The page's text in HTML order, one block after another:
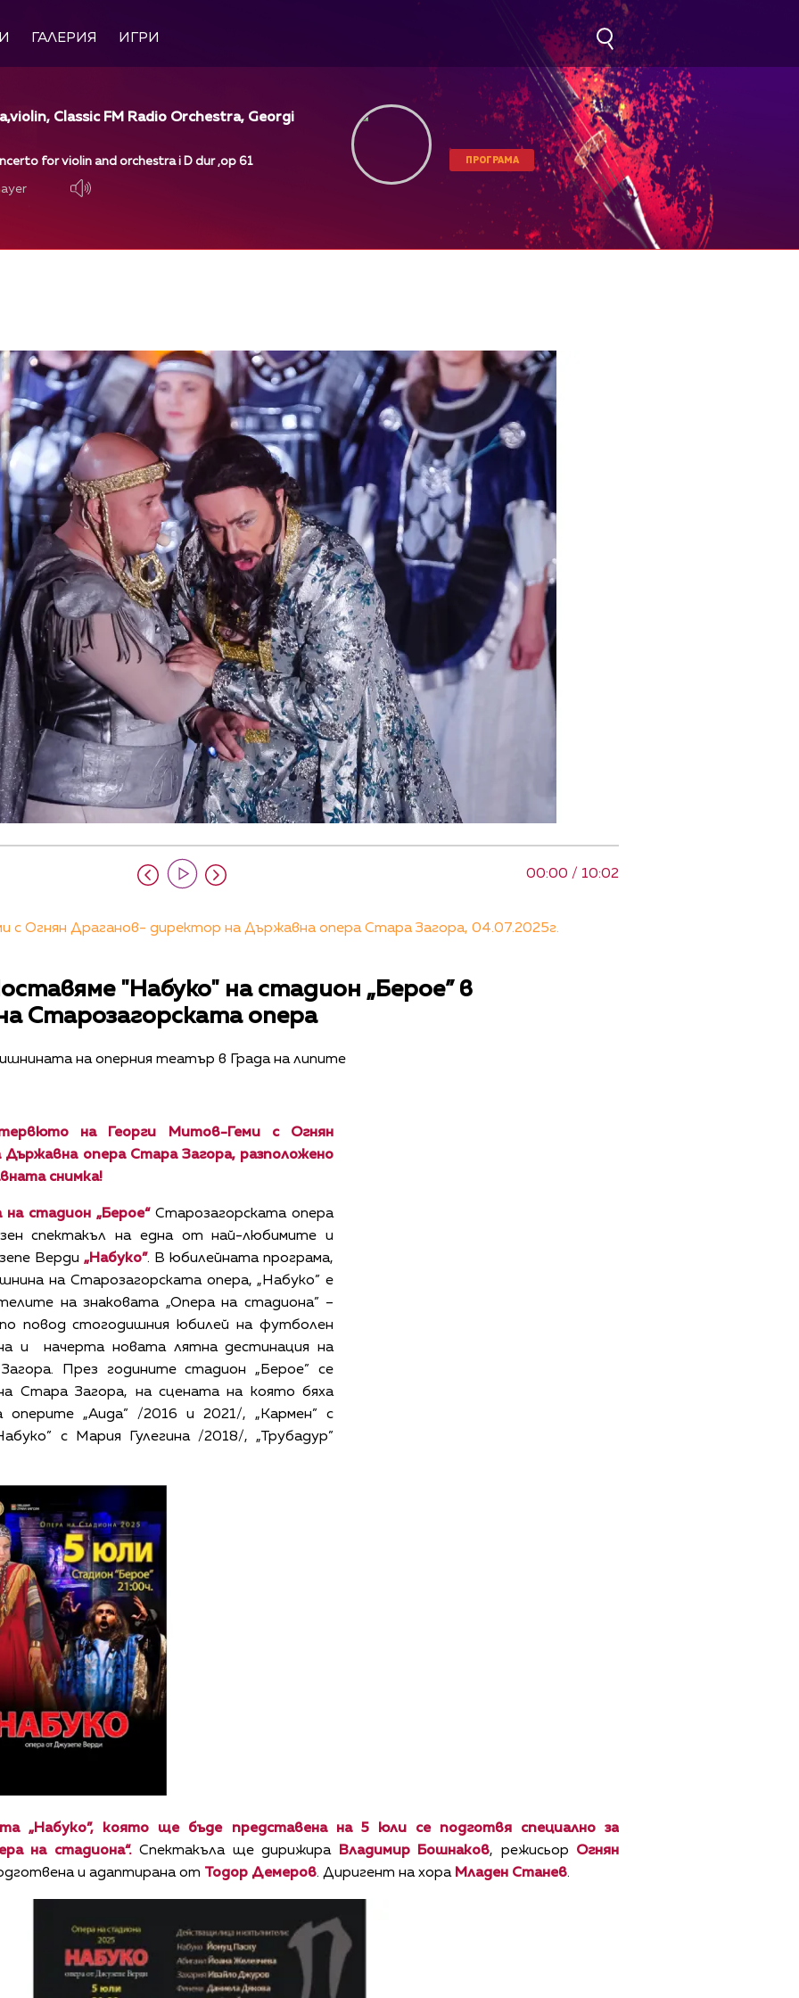
ГАЛЕРИЯ ИГРИ
Classic FM Radio Orchestra, Georgi
for violin and orchestra i D dur ,op 61 ПРОГРАМА
00:00 / 10:02
с Огнян Драганов- директор на Държавна опера Стара Загора, 04.07.2025г.
"Набуко" на стадион „Берое” в
Старозагорската опера
на оперния театър в Града на липите
на Георги Митов-Геми с Огнян
опера Стара Загора, разположено
снимка!
стадион „Берое“Старозагорската опера
спектакъл на една от най-любимите и
Верди „Набуко”. В юбилейната програма,
на Старозагорската опера, „Набуко” е
на знаковата „Опера на стадиона” –
повод стогодишния юбилей на футболен
и начерта новата лятна дестинация на
През годините стадион „Берое” се
Стара Загора, на сцената на която бяха
оперите „Аида” /2016 и 2021/, „Кармен” с
с Мария Гулегина /2018/, „Трубадур”
„Набуко”, която ще бъде представена на 5 юли се подготвя специално за
на стадиона“. Спектакъла ще дирижира Владимир Бошнаков, режисьор Огнян
и адаптирана от Тодор Демеров. Диригент на хора Младен Станев.